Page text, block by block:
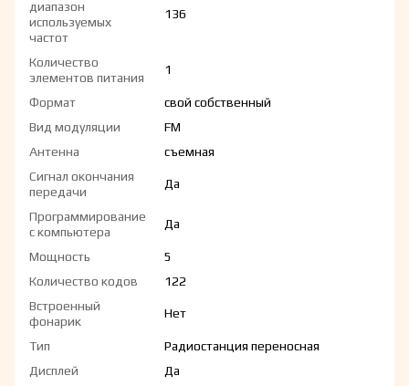
диапазон
используемых
частот
136
Количество
элементов питания
1
Формат
свой собственный
Вид модуляции
FM
Антенна
съемная
Сигнал окончания
передачи
Да
Программирование
с компьютера
Да
Мощность
5
Количество кодов
122
Встроенный
фонарик
Нет
Тип
Радиостанция переносная
Дисплей
Да